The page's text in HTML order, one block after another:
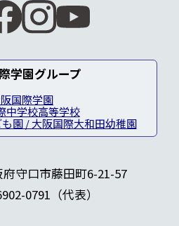
学園グループ
国際学園
中学校高等学校
園 / 大阪国際大和田幼稚園
府守口市藤田町6-21-57
0791（代表）